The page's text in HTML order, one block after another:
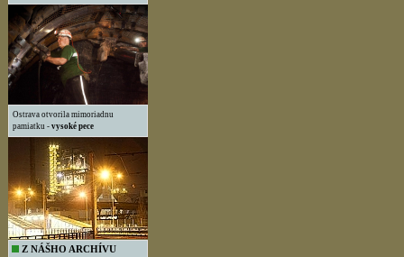
Ostrava otvorila mimoriadnu
pamiatku - vysoké pece
Z NÁŠHO ARCHÍVU